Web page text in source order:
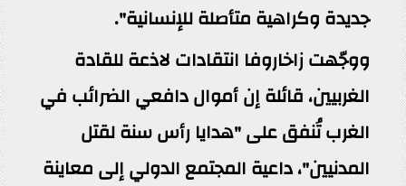
جديدة وكراهية متأصلة للإنسانية".
ووجّهت زاخاروفا انتقادات لاذعة للقادة
الغربيين، قائلة إن أموال دافعي الضرائب في
الغرب تُنفق على "هدايا رأس سنة لقتل
المدنيين"، داعية المجتمع الدولي إلى معاينة